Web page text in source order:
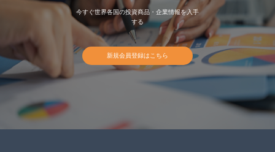
今すぐ世界各国の投資商品・企業情報を入手
する
新規会員登録はこちら